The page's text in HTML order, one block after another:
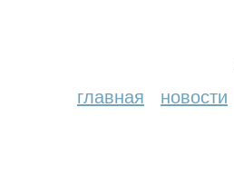
главная новости